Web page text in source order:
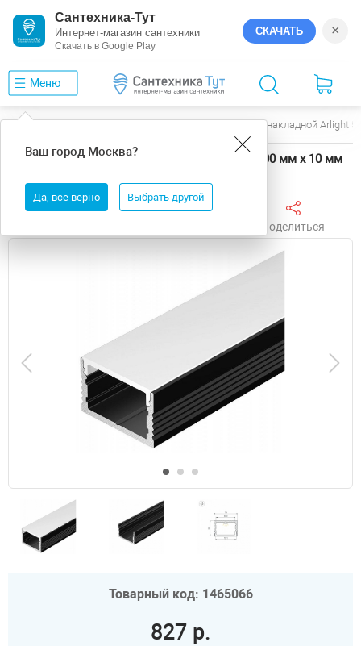
Сантехника-Тут
Интернет-магазин сантехники
Скачать в Google Play
СКАЧАТЬ ×
Меню
Ваш город Москва?
Да, все верно Выбрать другой
Профиль накладной Arlight
Профиль накладной Arlight 56908 15 мм х 2000 мм х 10 мм
Поделиться
Товарный код: 1465066
827 р.